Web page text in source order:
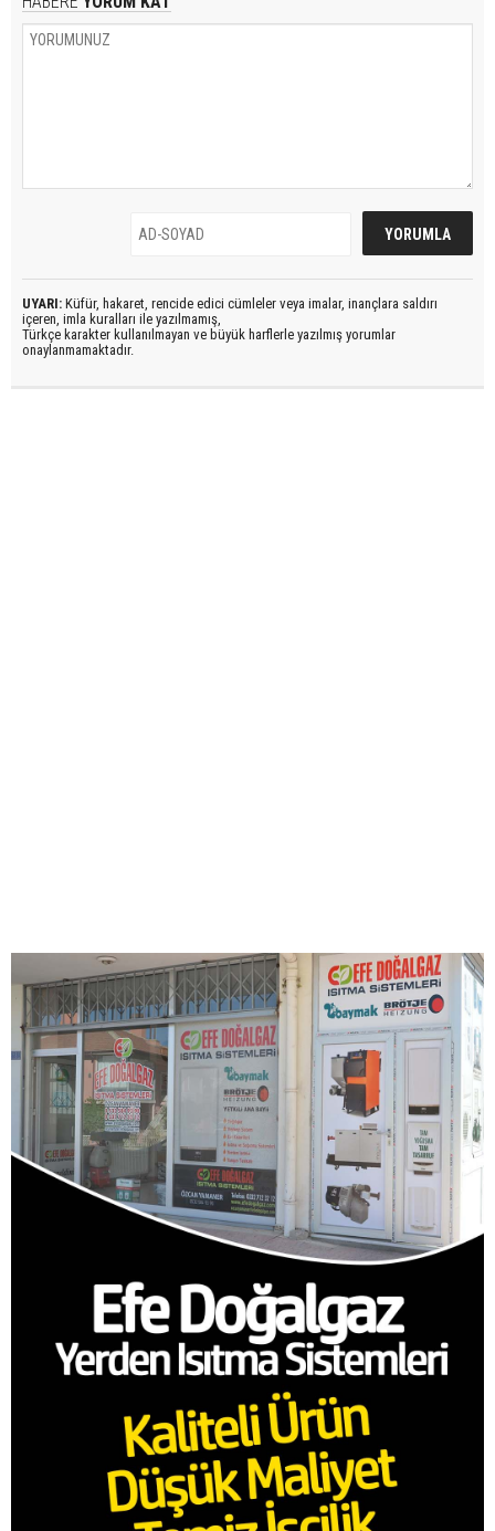
UYARI: Küfür, hakaret, rencide edici cümleler veya imalar, inançlara saldırı
içeren, imla kuralları ile yazılmamış,
Türkçe karakter kullanılmayan ve büyük harflerle yazılmış yorumlar
onaylanmamaktadır.